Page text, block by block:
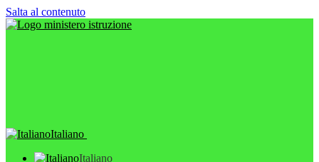
Salta al contenuto
Italiano
Italiano